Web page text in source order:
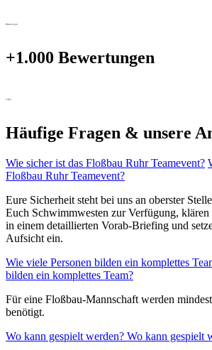
Bewertungen
+1.000 Bewertungen
FAQ's
Häufige Fragen & unsere
Wie sicher ist das Floßbau Ruhr Teamevent?
Floßbau Ruhr Teamevent?
Eure Sicherheit steht bei uns an oberster
Euch Schwimmwesten zur Verfügung,
in einem detaillierten Vorab-Briefing und
Aufsicht ein.
Wie viele Personen bilden ein komplettes
bilden ein komplettes Team?
Für eine Floßbau-Mannschaft werden
benötigt.
Wo kann gespielt werden? Wo kann gespielt